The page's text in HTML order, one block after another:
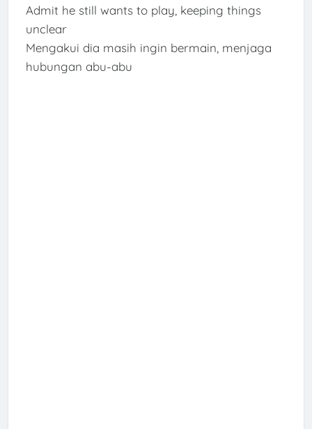
Admit he still wants to play, keeping things
unclear
Mengakui dia masih ingin bermain, menjaga
hubungan abu-abu